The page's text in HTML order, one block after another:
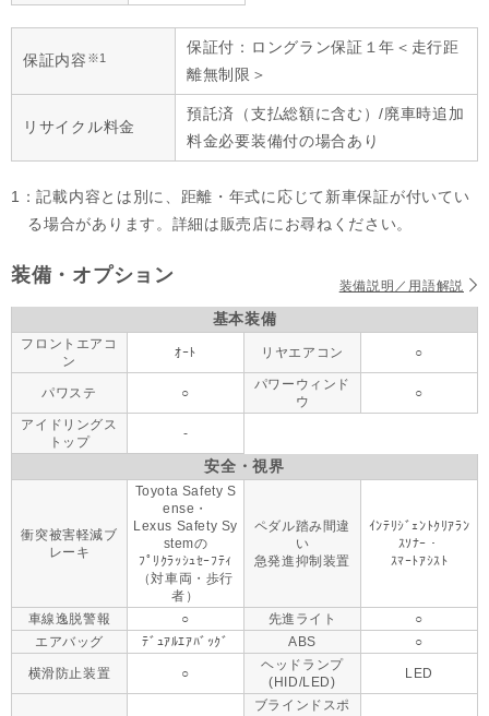
保証内容 ※1
保証付：ロングラン保証１年＜走行距
離無制限＞
リサイクル料金
預託済（支払総額に含む）/廃車時追加
料金必要装備付の場合あり
1：記載内容とは別に、距離・年式に応じて新車保証が付いてい
る場合があります。詳細は販売店にお尋ねください。
装備・オプション 装備説明／用語解説
基本装備
フロントエアコ
ン
ｵｰﾄ リヤエアコン ○
パワステ ○
パワーウィンド
ウ
○
アイドリングス
トップ
-
安全・視界
衝突被害軽減ブ
レーキ
Toyota Safety S
ense・
Lexus Safety Sy
stemの
ﾌﾟﾘｸﾗｯｼｭｾｰﾌﾃｨ
（対車両・歩行
者）
ペダル踏み間違
い
急発進抑制装置
ｲﾝﾃﾘｼﾞｪﾝﾄｸﾘｱﾗﾝ
ｽｿﾅｰ・
ｽﾏｰﾄｱｼｽﾄ
車線逸脱警報 ○ 先進ライト
○
エアバッグ
ﾃﾞｭｱﾙｴｱﾊﾞｯｸﾞ ABS ○
横滑防止装置 ○
ヘッドランプ
(HID/LED)
LED
ブラインドスポ